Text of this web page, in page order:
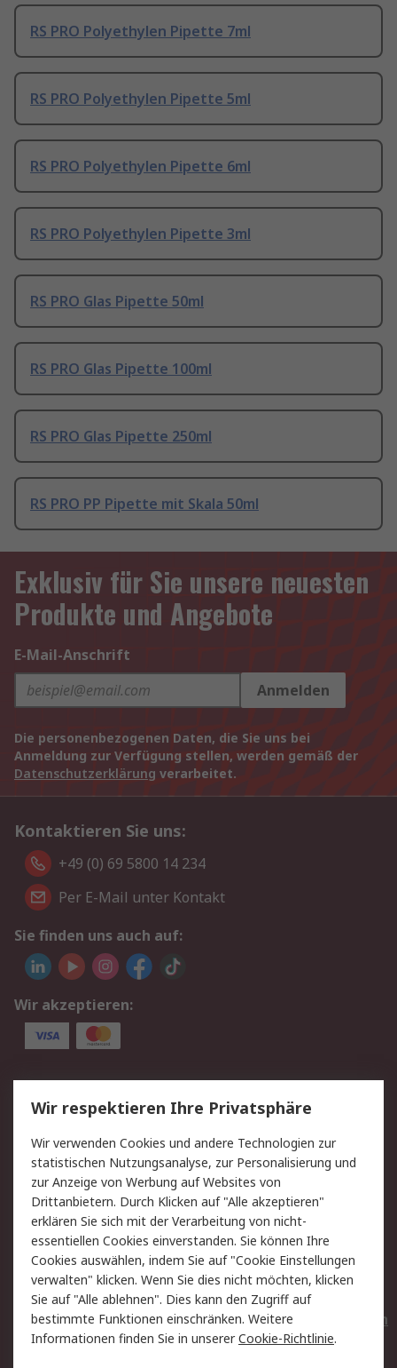
RS PRO Polyethylen Pipette 7ml
RS PRO Polyethylen Pipette 5ml
RS PRO Polyethylen Pipette 6ml
RS PRO Polyethylen Pipette 3ml
RS PRO Glas Pipette 50ml
RS PRO Glas Pipette 100ml
RS PRO Glas Pipette 250ml
RS PRO PP Pipette mit Skala 50ml
Exklusiv für Sie unsere neuesten
Produkte und Angebote
E-Mail-Anschrift
Anmelden
Die personenbezogenen Daten, die Sie uns bei
Anmeldung zur Verfügung stellen, werden gemäß der
Datenschutzerklärung verarbeitet.
Kontaktieren Sie uns:
+49 (0) 69 5800 14 234
Per E-Mail unter Kontakt
Sie finden uns auch auf:
Wir akzeptieren:
Service
Value Added Services
Lieferlösungen
Rücksendungen
Kontakt
Hilfe
Privatkunden
Rechtliches
AGB
Datenschutz
Cookie-Richtlinie
Zahlungsbedingungen
Copyright/Impressum
Entsorgung
Elektrogeräte/Batterien
Wir respektieren Ihre Privatsphäre
Wir verwenden Cookies und andere Technologien zur
statistischen Nutzungsanalyse, zur Personalisierung und
zur Anzeige von Werbung auf Websites von
Drittanbietern. Durch Klicken auf "Alle akzeptieren"
erklären Sie sich mit der Verarbeitung von nicht-
essentiellen Cookies einverstanden. Sie können Ihre
Cookies auswählen, indem Sie auf "Cookie Einstellungen
verwalten" klicken. Wenn Sie dies nicht möchten, klicken
Sie auf "Alle ablehnen". Dies kann den Zugriff auf
bestimmte Funktionen einschränken. Weitere
Informationen finden Sie in unsererCookie-Richtlinie.